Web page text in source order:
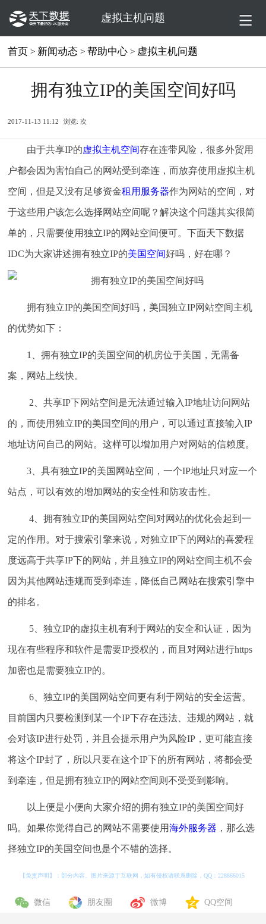
虚拟主机问题
首页 > 新闻动态 >帮助中心 > 虚拟主机问题
拥有独立IP的美国空间好吗
2017-11-13 11:12 浏览: 次
由于共享IP的虚拟主机空间存在连带风险，很多外贸用
户都会因为害怕自己的网站受到牵连，而放弃使用虚拟主机
空间，但是又没有足够资金租用服务器作为网站的空间，对
于这些用户该怎么选择网站空间呢？解决这个问题其实很简
单的，只需要使用独立IP的网站空间便可。下面天下数据
IDC为大家讲述拥有独立IP的美国空间好吗，好在哪？
拥有独立IP的美国空间好吗，美国独立IP网站空间主机
的优势如下：
1、拥有独立IP的美国空间的机房位于美国，无需备
案，网站上线快。
2、共享IP下网站空间是无法通过输入IP地址访问网站
的，而使用独立IP的美国空间的用户，可以通过直接输入IP
地址访问自己的网站。这样可以增加用户对网站的信赖度。
3、具有独立IP的美国网站空间，一个IP地址只对应一个
站点，可以有效的增加网站的安全性和防攻击性。
4、拥有独立IP的美国网站空间对网站的优化会起到一
定的作用。对于搜索引擎来说，对独立IP下的网站的喜爱程
度远高于共享IP下的网站，并且独立IP的网站空间主机不会
因为其他网站违规而受到牵连，降低自己网站在搜索引擎中
的排名。
5、独立IP的虚拟主机有利于网站的安全和认证，因为
现在有些程序和软件是需要IP授权的，而且对网站进行https
加密也是需要独立IP的。
6、独立IP的美国网站空间更有利于网站的安全运营。
目前国内只要检测到某一个IP下存在违法、违规的网站，就
会对该IP进行处罚，并且会提示用户为风险IP，更可能直接
将这个IP封了，所以只要在这个IP下的所有网站，将都会受
到牵连，但是拥有独立IP的网站空间则不受受到影响。
以上便是小便向大家介绍的拥有独立IP的美国空间好
吗。如果你觉得自己的网站不需要使用海外服务器 ，那么选
择独立IP的美国空间也是个不错的选择。
【免责声明】：部分内容、图片来源于互联网，如有侵权请联系删除，QQ：228866015
微信 朋友圈 微博 QQ空间